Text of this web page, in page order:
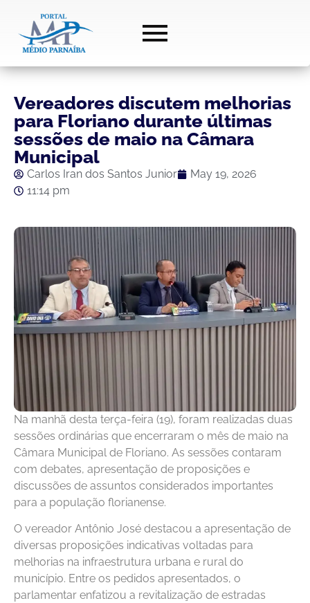
Vereadores discutem melhorias
para Floriano durante últimas
sessões de maio na Câmara
Municipal
Carlos Iran dos Santos Junior
May 19, 2026
11:14 pm
Na manhã desta terça-feira (19), foram realizadas duas
sessões ordinárias que encerraram o mês de maio na
Câmara Municipal de Floriano. As sessões contaram
com debates, apresentação de proposições e
discussões de assuntos considerados importantes
para a população florianense.
O vereador Antônio José destacou a apresentação de
diversas proposições indicativas voltadas para
melhorias na infraestrutura urbana e rural do
município. Entre os pedidos apresentados, o
parlamentar enfatizou a revitalização de estradas